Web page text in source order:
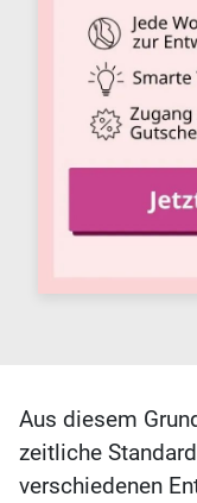
Aus diesem
zeitliche
verschiedenen